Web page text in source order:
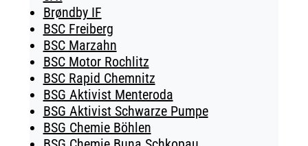
Brøndby IF
BSC Freiberg
BSC Marzahn
BSC Motor Rochlitz
BSC Rapid Chemnitz
BSG Aktivist Menteroda
BSG Aktivist Schwarze Pumpe
BSG Chemie Böhlen